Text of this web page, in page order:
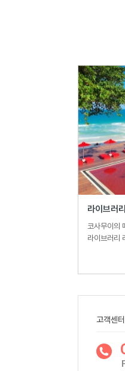
라이브러리
코사무이의
라이브러리
고객센터